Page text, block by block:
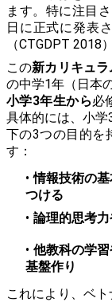
ます。特に注目
日に正式に発表
（CTGDPT 2018
この新カリキュラ
の中学1年（日本
小学3年生から必
具体的には、小
下の3つの目的を
す：
情報技術の
つける
論理的思考
他教科の学
基盤作り
これにより、ベ